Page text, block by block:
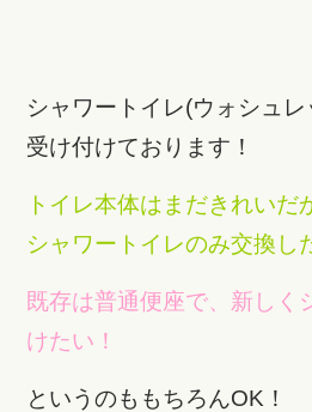
シャワートイレ(ウォシュ
受け付けております！
トイレ本体はまだきれいだ
シャワートイレのみ交換し
既存は普通便座で、新しく
けたい！
というのももちろんOK！